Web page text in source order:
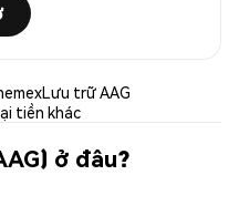
Lưu trữ AAG
tiền khác
ở đâu?